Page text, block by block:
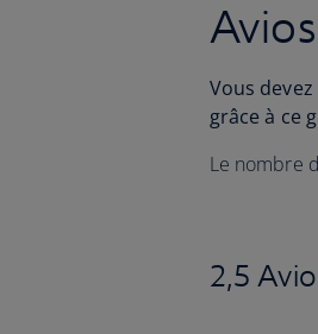
Avios
Vous
grâce à ce
Le nombre
2,5